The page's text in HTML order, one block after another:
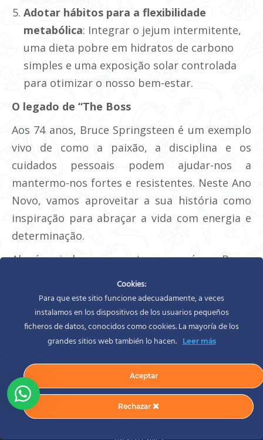
Adotar hábitos para a flexibilidade
metabólica: Integrar o jejum intermitente,
uma dieta pobre em hidratos de carbono
simples e uma exposição solar controlada
para otimizar o nosso bem-estar.
O legado de “The Boss
Aos 74 anos, Bruce Springsteen é um exemplo
vivo de como a paixão, a disciplina e os
cuidados pessoais podem ajudar-nos a
mantermo-nos fortes e resistentes. Neste Ano
Novo, vamos aproveitar a sua história como
inspiração para abraçar a vida com energia e
determinação.
Alguém ainda se pergunta porque é que Bruce
Springsteen é the Boss?
Category: Nutrição e dieta Por Silvia Rodíguez Dezembro 27, 2024
Cookies:
Para que este sitio funcione adecuadamente, a veces
instalamos en los dispositivos de los usuarios pequeños
ficheros de datos, conocidos como cookies. La mayoría de los
grandes sitios web también lo hacen.
Leer más
Aceptar
Rechazar